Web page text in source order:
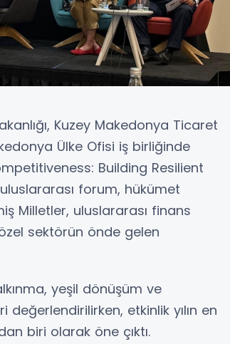
Kuzey Makedonya Ticaret
Ülke Ofisi iş birliğinde
Building Resilient
forum, hükümet
Milletler, uluslararası finans
sektörün önde gelen
yeşil dönüşüm ve
etkinlik yılın en
biri olarak öne çıktı.